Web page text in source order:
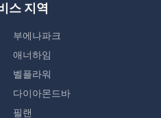
스 지역
부에나파크
애너하임
벨플라워
다이아몬드바
필랜